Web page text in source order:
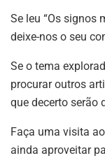
Se leu “Os signos
deixe-nos o seu
Se o tema
procurar outros
que decerto serão
Faça uma visita
ainda aproveitar